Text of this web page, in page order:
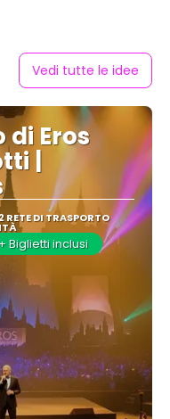
Vedi tutte le idee
di Eros
|
RETE DI TRASPORTO
Biglietti inclusi